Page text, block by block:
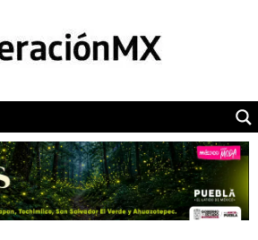
POLÍTICA
CAMALEÓN
OPINIÓN
DEPORTES